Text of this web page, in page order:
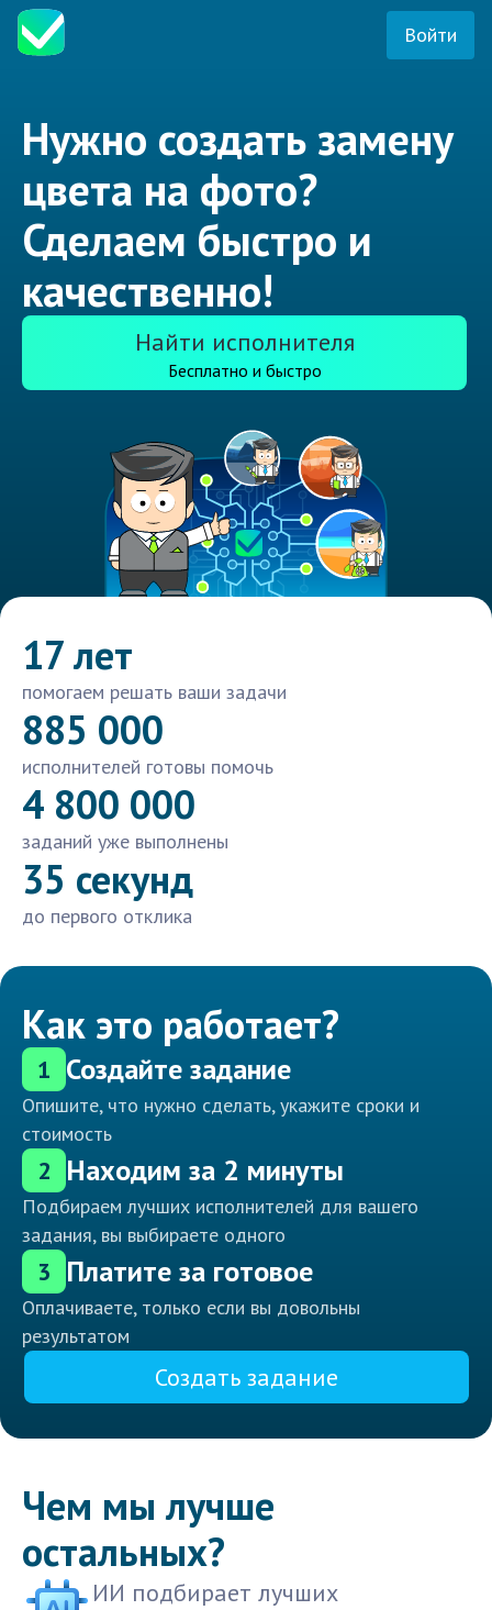
Войти
Нужно создать замену
цвета на фото?
Сделаем быстро и
качественно!
Найти исполнителя
Бесплатно и быстро
17 лет
помогаем решать ваши задачи
885 000
исполнителей готовы помочь
4 800 000
заданий уже выполнены
35 секунд
до первого отклика
Как это работает?
1 Создайте задание
Опишите, что нужно сделать, укажите сроки и
стоимость
2 Находим за 2 минуты
Подбираем лучших исполнителей для вашего
задания, вы выбираете одного
3 Платите за готовое
Оплачиваете, только если вы довольны
результатом
Создать задание
Чем мы лучше
остальных?
ИИ подбирает лучших